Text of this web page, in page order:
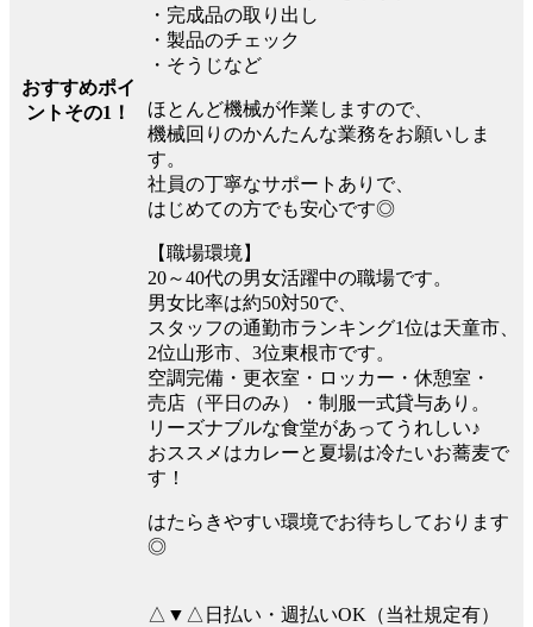
おすすめポイ
ントその1！
・完成品の取り出し
・製品のチェック
・そうじなど
ほとんど機械が作業しますので、
機械回りのかんたんな業務をお願いしま
す。
社員の丁寧なサポートありで、
はじめての方でも安心です◎
【職場環境】
20～40代の男女活躍中の職場です。
男女比率は約50対50で、
スタッフの通勤市ランキング1位は天童市、
2位山形市、3位東根市です。
空調完備・更衣室・ロッカー・休憩室・
売店（平日のみ）・制服一式貸与あり。
リーズナブルな食堂があってうれしい♪
おススメはカレーと夏場は冷たいお蕎麦で
す！
はたらきやすい環境でお待ちしております
◎
△▼△日払い・週払いOK（当社規定有）